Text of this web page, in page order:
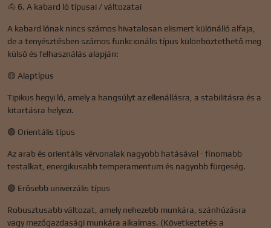
🐴 6. A kabard ló típusai / változatai
A kabard lónak nincs számos hivatalosan elismert különálló alfaja,
de a tenyésztésben számos funkcionális típus különböztethető meg
külső és felhasználás alapján:
🟡 Alaptípus
Tipikus hegyi ló, amely a hangsúlyt az ellenállásra, a stabilitásra és a
kitartásra helyezi.
🟢 Orientális típus
Az arab és orientális vérvonalak nagyobb hatásával - finomabb
testalkat, energikusabb temperamentum és nagyobb fürgeség.
🟣 Erősebb univerzális típus
Robusztusabb változat, amely nehezebb munkára, szánhúzásra
vagy mezőgazdasági munkára alkalmas. (Következtetés a